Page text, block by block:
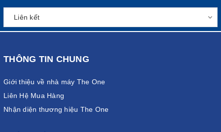
THÔNG TIN CHUNG
Giới thiệu về nhà máy The One
Liên Hệ Mua Hàng
Nhận diện thương hiệu The One